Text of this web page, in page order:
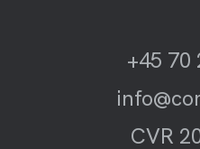
+45 70
CVR